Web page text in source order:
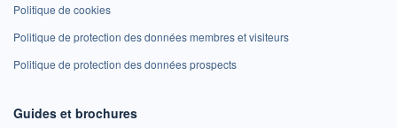
Politique de cookies
Politique de protection des données membres et visiteurs
Politique de protection des données prospects
Guides et brochures